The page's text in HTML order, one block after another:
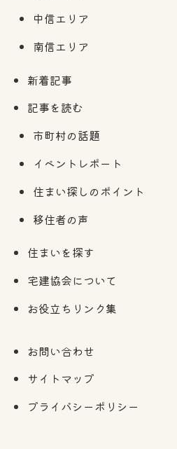
中信エリア
南信エリア
新着記事
記事を読む
市町村の話題
イベントレポート
住まい探しのポイント
移住者の声
住まいを探す
宅建協会について
お役立ちリンク集
お問い合わせ
サイトマップ
プライバシーポリシー